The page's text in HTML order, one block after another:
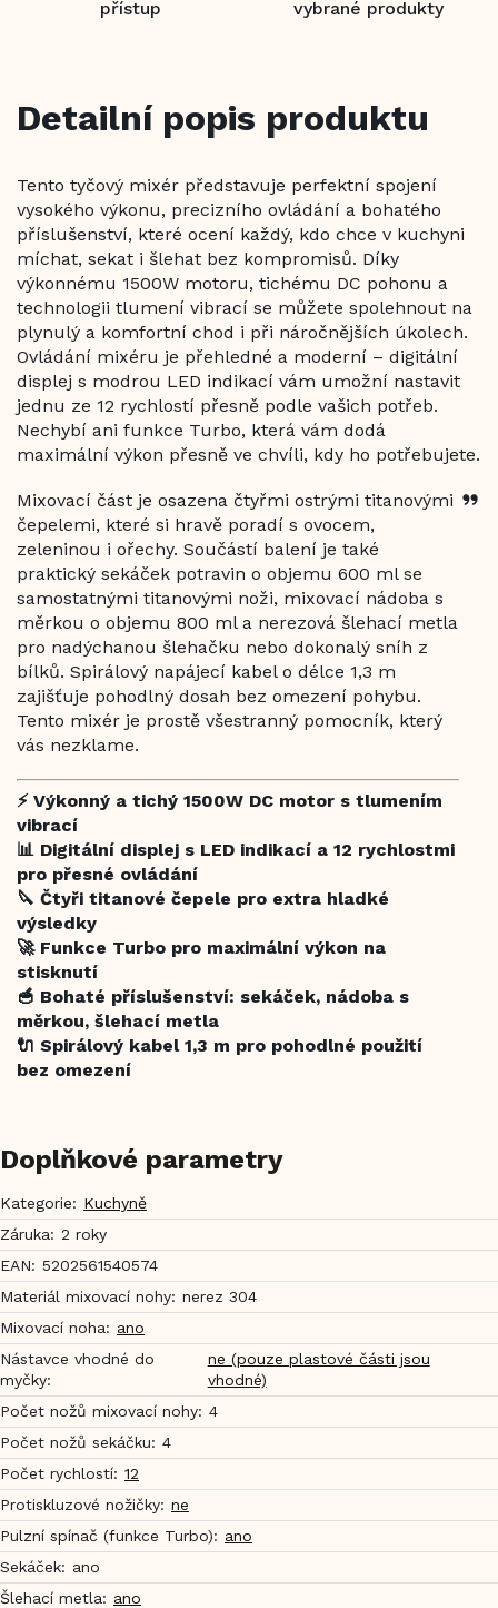
přístup vybrané produkty
Detailní popis produktu
Tento tyčový mixér představuje perfektní spojení
vysokého výkonu, precizního ovládání a bohatého
příslušenství, které ocení každý, kdo chce v kuchyni
míchat, sekat i šlehat bez kompromisů. Díky
výkonnému 1500W motoru, tichému DC pohonu a
technologii tlumení vibrací se můžete spolehnout na
plynulý a komfortní chod i při náročnějších úkolech.
Ovládání mixéru je přehledné a moderní – digitální
displej s modrou LED indikací vám umožní nastavit
jednu ze 12 rychlostí přesně podle vašich potřeb.
Nechybí ani funkce Turbo, která vám dodá
maximální výkon přesně ve chvíli, kdy ho potřebujete.
Mixovací část je osazena čtyřmi ostrými titanovými
čepelemi, které si hravě poradí s ovocem,
zeleninou i ořechy. Součástí balení je také
praktický sekáček potravin o objemu 600 ml se
samostatnými titanovými noži, mixovací nádoba s
měrkou o objemu 800 ml a nerezová šlehací metla
pro nadýchanou šlehačku nebo dokonalý sníh z
bílků. Spirálový napájecí kabel o délce 1,3 m
zajišťuje pohodlný dosah bez omezení pohybu.
Tento mixér je prostě všestranný pomocník, který
vás nezklame.
⚡ Výkonný a tichý 1500W DC motor s tlumením
vibrací
📊 Digitální displej s LED indikací a 12 rychlostmi
pro přesné ovládání
🔪 Čtyři titanové čepele pro extra hladké
výsledky
🚀 Funkce Turbo pro maximální výkon na
stisknutí
🥣 Bohaté příslušenství: sekáček, nádoba s
měrkou, šlehací metla
🔌 Spirálový kabel 1,3 m pro pohodlné použití
bez omezení
Doplňkové parametry
Kategorie: Kuchyně
Záruka: 2 roky
EAN: 5202561540574
Materiál mixovací nohy: nerez 304
Mixovací noha: ano
Nástavce vhodné do
myčky:
ne (pouze plastové části jsou
vhodné)
Počet nožů mixovací nohy: 4
Počet nožů sekáčku: 4
Počet rychlostí: 12
Protiskluzové nožičky: ne
Pulzní spínač (funkce Turbo): ano
Sekáček: ano
Šlehací metla: ano